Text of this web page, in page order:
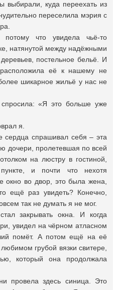
выбирали, куда переехать из
переселила мэрия с
что увидела чьё-то
натянутой между надёжными
постельное бельё. И
её к нашему не
шикарное жильё у нас не
«Я это больше уже
я.
сердца спрашивал себя – эта
дочери, пролетевшая по всей
на люстру в гостиной,
и почти что нехотя
окно во двор, это была жена,
ещё раз увидеть? Конечно,
так не думать я не мог.
закрывать окна. И когда
увидел на чёрном атласном
помёт. А потом ещё на её
грубой вязки свитере,
который она продолжала
провела здесь синица. Это